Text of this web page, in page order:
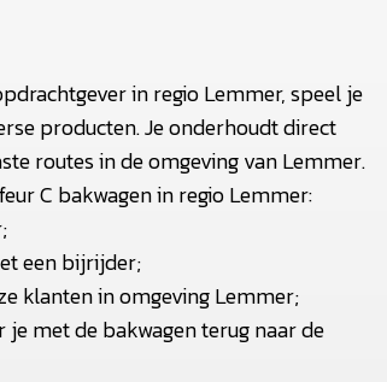
in regio Lemmer, speel je
producten. Je onderhoudt direct
routes in de omgeving van Lemmer.
C bakwagen in regio Lemmer:
een bijrijder;
klanten in omgeving Lemmer;
je met de bakwagen terug naar de